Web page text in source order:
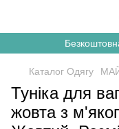
Каталог Одягу
Туніка для
жовта з